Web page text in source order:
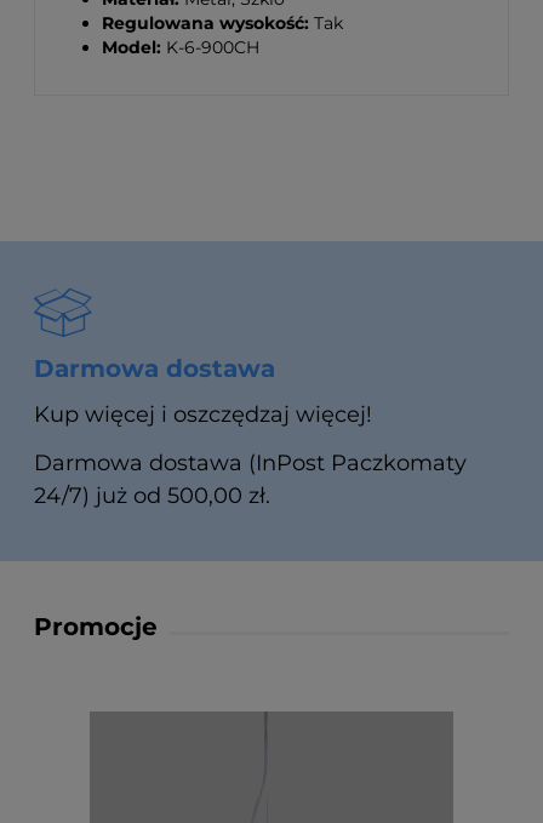
Regulowana wysokość: Tak
Model: K-6-900CH
Darmowa dostawa
Kup więcej i oszczędzaj więcej!
Darmowa dostawa (InPost Paczkomaty
24/7) już od 500,00 zł.
Promocje